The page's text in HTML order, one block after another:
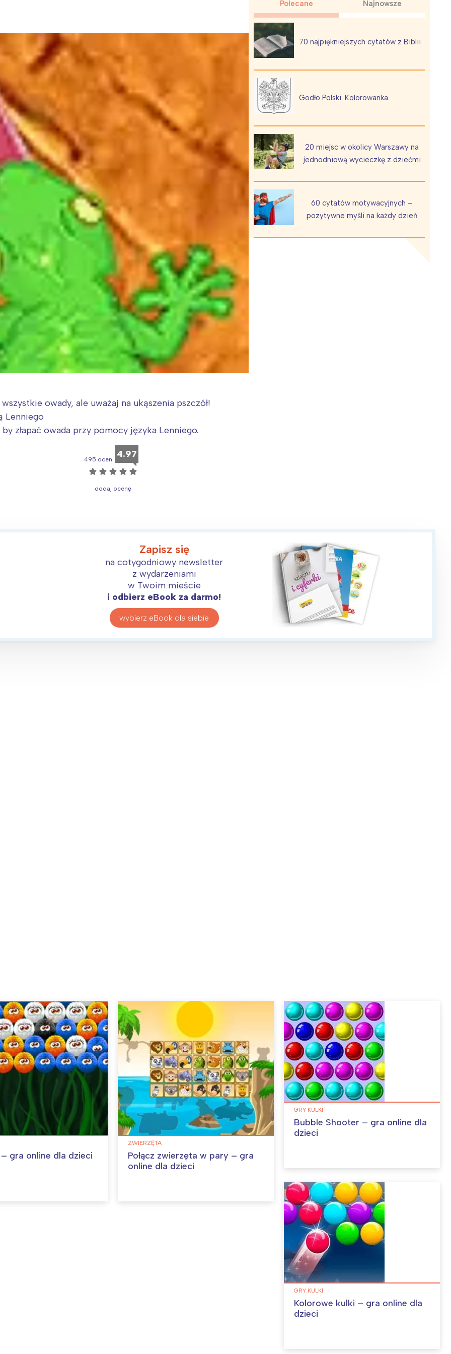
i jej płatki Pszczoła i kwitnący ul
Polecane Najnowsze
70 najpiękniejszych cytatów z Biblii
Godło Polski. Kolorowanka
20 miejsc w okolicy Warszawy na
jednodniową wycieczkę z dziećmi
60 cytatów motywacyjnych –
pozytywne myśli na każdy dzień
owady, ale uważaj na ukąszenia pszczół!
Lenniego
złapać owada przy pomocy języka Lenniego.
495 ocen 4.97
☆ ☆ ☆ ☆ ☆
dodaj ocenę
Zapisz się
na cotygodniowy newsletter
z wydarzeniami
w Twoim mieście
i odbierz eBook za darmo!
wybierz eBook dla siebie
gra online dla dzieci
ZWIERZĘTA
Połącz zwierzęta w pary – gra
online dla dzieci
GRY KULKI
Bubble Shooter – gra online dla
dzieci
GRY KULKI
Kolorowe kulki – gra online dla
dzieci